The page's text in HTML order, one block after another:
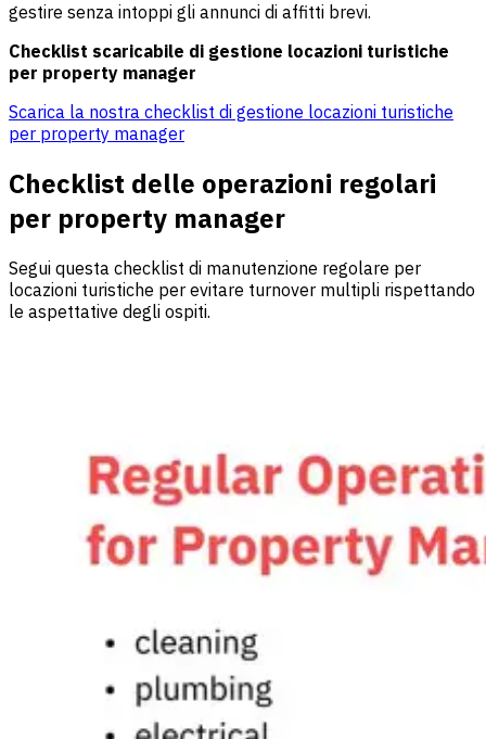
gestire senza intoppi gli annunci di affitti brevi.
Checklist scaricabile di gestione locazioni turistiche
per property manager
Scarica la nostra checklist di gestione locazioni turistiche
per property manager
Checklist delle operazioni regolari
per property manager
Segui questa checklist di manutenzione regolare per
locazioni turistiche per evitare turnover multipli rispettando
le aspettative degli ospiti.